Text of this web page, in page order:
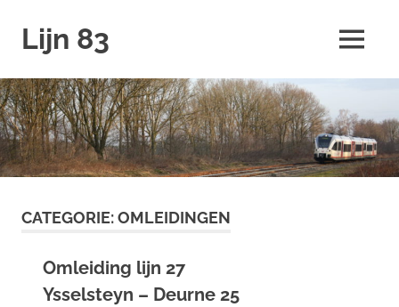
naar
inhoud
Lijn 83 MENU
CATEGORIE:OMLEIDINGEN
Omleiding lijn 27
Ysselsteyn – Deurne 25